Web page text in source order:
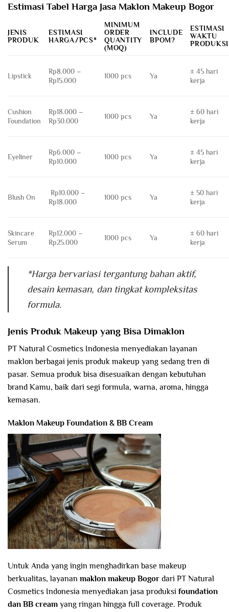
Estimasi Tabel Harga Jasa Maklon Makeup Bogor
JENIS
PRODUK
ESTIMASI
HARGA/PCS*
MINIMUM
ORDER
QUANTITY
(MOQ)
INCLUDE
BPOM?
ESTIMASI
WAKTU
PRODUKSI
Lipstick
Rp8.000 –
Rp15.000
1000 pcs Ya
± 45 hari
kerja
Cushion
Foundation
Rp18.000 –
Rp30.000
1000 pcs Ya
± 60 hari
kerja
Eyeliner
Rp6.000 –
Rp10.000
1000 pcs Ya
± 45 hari
kerja
Blush On
Rp10.000 –
Rp18.000
1000 pcs Ya
± 50 hari
kerja
Skincare
Serum
Rp12.000 –
Rp25.000
1000 pcs Ya
± 60 hari
kerja
*Harga bervariasi tergantung bahan aktif,
desain kemasan, dan tingkat kompleksitas
formula.
Jenis Produk Makeup yang Bisa Dimaklon
PT Natural Cosmetics Indonesia menyediakan layanan
maklon berbagai jenis produk makeup yang sedang tren di
pasar. Semua produk bisa disesuaikan dengan kebutuhan
brand Kamu, baik dari segi formula, warna, aroma, hingga
kemasan.
Maklon Makeup Foundation & BB Cream
Untuk Anda yang ingin menghadirkan base makeup
berkualitas, layanan maklon makeup Bogor dari PT Natural
Cosmetics Indonesia menyediakan jasa produksi foundation
dan BB cream yang ringan hingga full coverage. Produk